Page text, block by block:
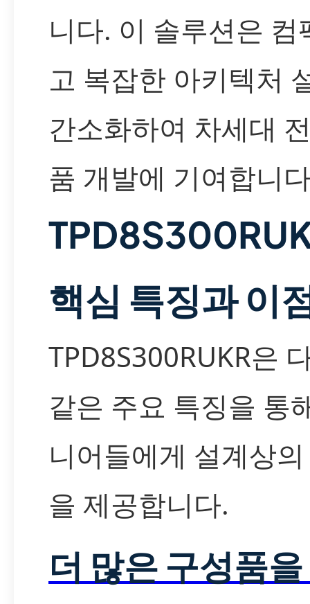
니다. 이 솔루션은 컴
고 복잡한 아키텍처
간소화하여 차세대
품 개발에 기여합니
핵심 특징과 이
TPD8S300RUKR은
같은 주요 특징을 통
니어들에게 설계상
을 제공합니다.
더 많은 구성품